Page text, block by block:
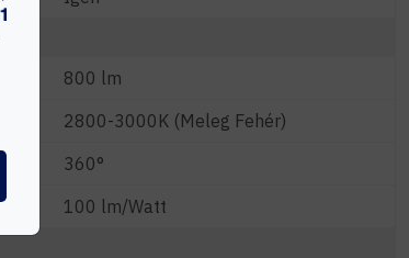
800 lm
2800-3000K (Meleg Fehér)
360°
100 lm/Watt